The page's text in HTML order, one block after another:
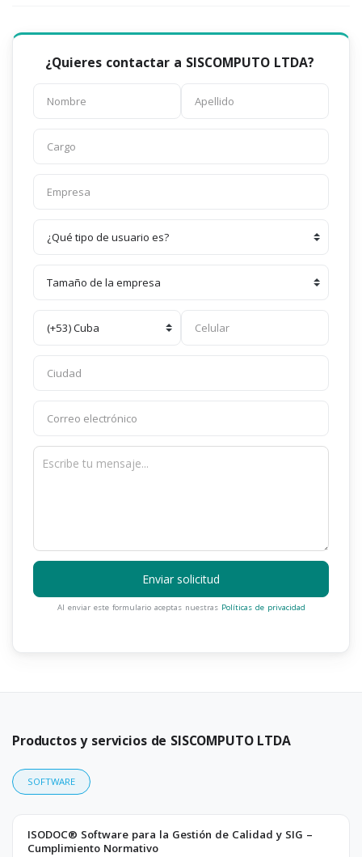
¿Quieres contactar a SISCOMPUTO LTDA?
Al enviar este formulario aceptas nuestras Políticas de privacidad
Enviar solicitud
Productos y servicios de SISCOMPUTO LTDA
SOFTWARE
ISODOC® Software para la Gestión de Calidad y SIG –
Cumplimiento Normativo